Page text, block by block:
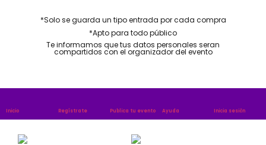
*Solo se guarda un tipo entrada por cada compra​
*Apto para todo público​
Te informamos que tus datos personales seran
compartidos con el organizador del evento
Inicio Regístrate Publica tu evento Ayuda Inicia sesiòn